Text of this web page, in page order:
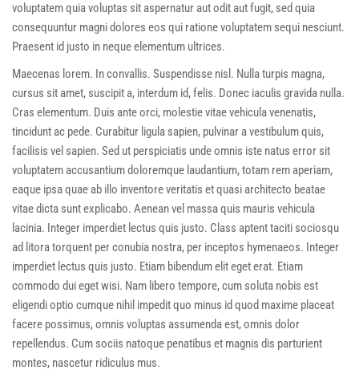
voluptatem quia voluptas sit aspernatur aut odit aut fugit, sed quia
consequuntur magni dolores eos qui ratione voluptatem sequi nesciunt.
Praesent id justo in neque elementum ultrices.
Maecenas lorem. In convallis. Suspendisse nisl. Nulla turpis magna,
cursus sit amet, suscipit a, interdum id, felis. Donec iaculis gravida nulla.
Cras elementum. Duis ante orci, molestie vitae vehicula venenatis,
tincidunt ac pede. Curabitur ligula sapien, pulvinar a vestibulum quis,
facilisis vel sapien. Sed ut perspiciatis unde omnis iste natus error sit
voluptatem accusantium doloremque laudantium, totam rem aperiam,
eaque ipsa quae ab illo inventore veritatis et quasi architecto beatae
vitae dicta sunt explicabo. Aenean vel massa quis mauris vehicula
lacinia. Integer imperdiet lectus quis justo. Class aptent taciti sociosqu
ad litora torquent per conubia nostra, per inceptos hymenaeos. Integer
imperdiet lectus quis justo. Etiam bibendum elit eget erat. Etiam
commodo dui eget wisi. Nam libero tempore, cum soluta nobis est
eligendi optio cumque nihil impedit quo minus id quod maxime placeat
facere possimus, omnis voluptas assumenda est, omnis dolor
repellendus. Cum sociis natoque penatibus et magnis dis parturient
montes, nascetur ridiculus mus.